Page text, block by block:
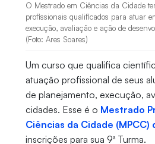
O Mestrado em Ciências da Cidade
profissionais qualificados para atuar
execução, avaliação e ação de
(Foto: Ares Soares)
Um curso que qualifica
atuação profissional de seus
de planejamento, execução,
cidades. Esse é o Mestrado
Ciências da Cidade (MPCC)
inscrições para sua 9ª Turma.